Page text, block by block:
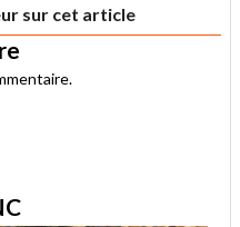
sur cet article